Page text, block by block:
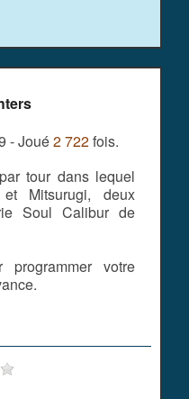
- Joué2 722fois.
tour dans lequel
Mitsurugi, deux
Soul Calibur de
votre